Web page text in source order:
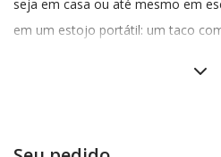
seja em casa ou até mesmo em
em um estojo portátil: um taco